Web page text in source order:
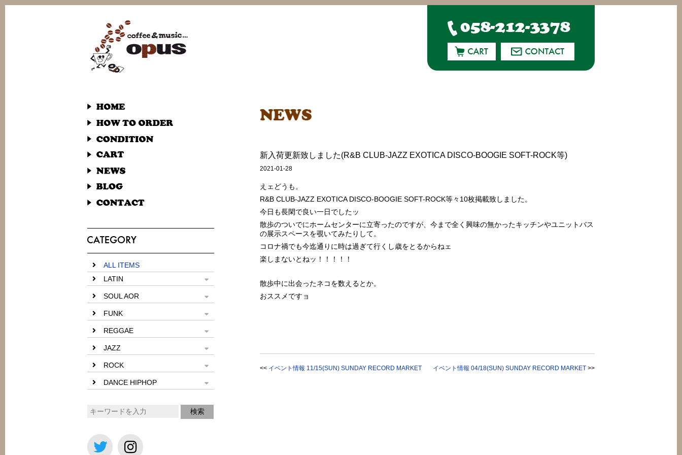
ALL ITEMS
LATIN
SOUL AOR
FUNK
REGGAE
JAZZ
ROCK
DANCE HIPHOP
新入荷更新致しました(R&B CLUB-JAZZ EXOTICA DISCO-BOOGIE SOFT-ROCK等)
2021-01-28
えェどうも。
R&B CLUB-JAZZ EXOTICA DISCO-BOOGIE SOFT-ROCK等々10枚掲載致しました。
今日も長閑で良い一日でしたッ
散歩のついでにホームセンターに立寄ったのですが、今まで全く興味の無かったキッチンやユニットバス
の展示スペースを覗いてみたりして。
コロナ禍でも今迄通りに時は過ぎて行くし歳をとるからねェ
楽しまないとねッ！！！！！
散歩中に出会ったネコを数えるとか。
おススメですョ
<< イベント情報 11/15(SUN) SUNDAY RECORD MARKET イベント情報 04/18(SUN) SUNDAY RECORD MARKET >>